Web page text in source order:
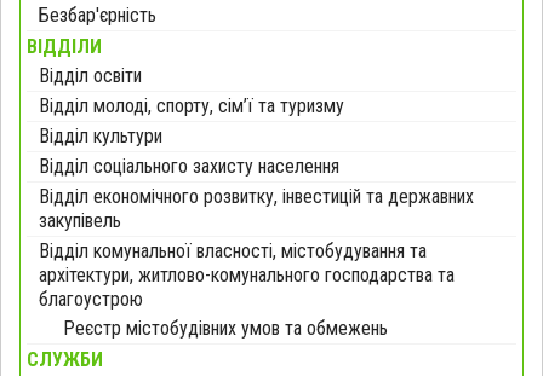
Безбар'єрність
ВІДДІЛИ
Відділ освіти
Відділ молоді, спорту, сім’ї та туризму
Відділ культури
Відділ соціального захисту населення
Відділ економічного розвитку, інвестицій та державних
закупівель
Відділ комунальної власності, містобудування та
архітектури, житлово-комунального господарства та
благоустрою
Реєстр містобудівних умов та обмежень
СЛУЖБИ